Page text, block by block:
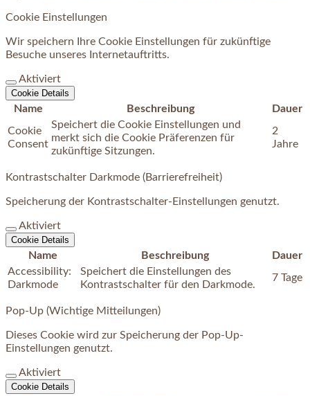
Cookie Einstellungen
Wir speichern Ihre Cookie Einstellungen für zukünftige
Besuche unseres Internetauftritts.
Aktiviert
Cookie Details
Name Beschreibung
Dauer
Cookie
Consent
Speichert die Cookie Einstellungen und
merkt sich die Cookie Präferenzen für
zukünftige Sitzungen.
2
Jahre
Kontrastschalter Darkmode (Barrierefreiheit)
Speicherung der Kontrastschalter-Einstellungen genutzt.
Aktiviert
Cookie Details
Name Beschreibung
Dauer
Accessibility:
Darkmode
Speichert die Einstellungen des
Kontrastschalter für den Darkmode.
7 Tage
Pop-Up (Wichtige Mitteilungen)
Dieses Cookie wird zur Speicherung der Pop-Up-
Einstellungen genutzt.
Aktiviert
Cookie Details